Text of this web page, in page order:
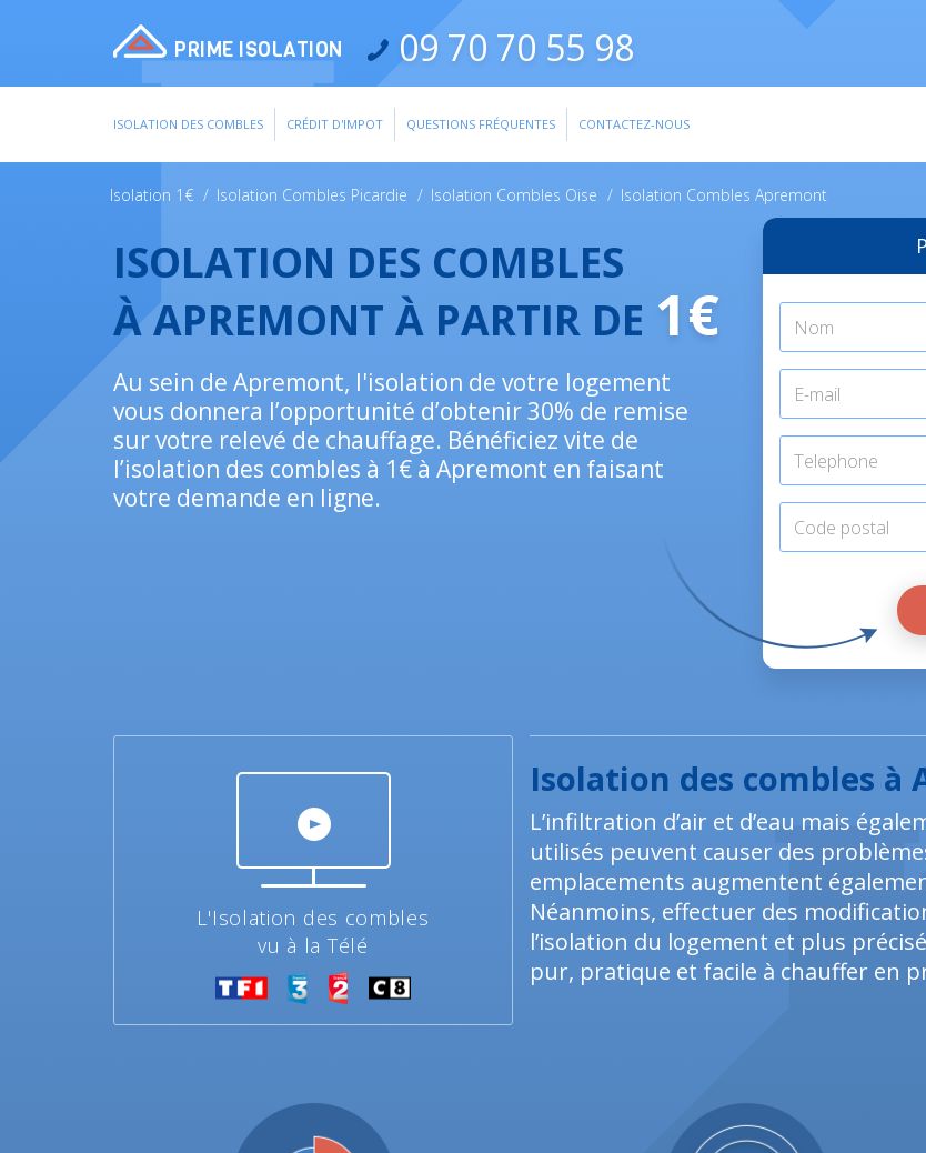
PRIME ISOLATION 09 70 70 55 98
ISOLATION DES COMBLES CRÉDIT D'IMPOT QUESTIONS FRÉQUENTES CONTACTEZ-NOUS
Isolation 1€ / Isolation Combles Picardie / Isolation Combles Oise / Isolation Combles Apremont
ISOLATION DES COMBLES
À APREMONT À PARTIR DE 1€
Au sein de Apremont, l'isolation de votre logement
vous donnera l’opportunité d’obtenir 30% de remise
sur votre relevé de chauffage. Bénéficiez vite de
l’isolation des combles à 1€ à Apremont en faisant
votre demande en ligne.
L'Isolation des combles
vu à la Télé
Isolation des combles à
L’infiltration d’air et d’eau mais
utilisés peuvent causer des
emplacements augmentent
Néanmoins, effectuer des
l’isolation du logement et plus
pur, pratique et facile à chauffer en